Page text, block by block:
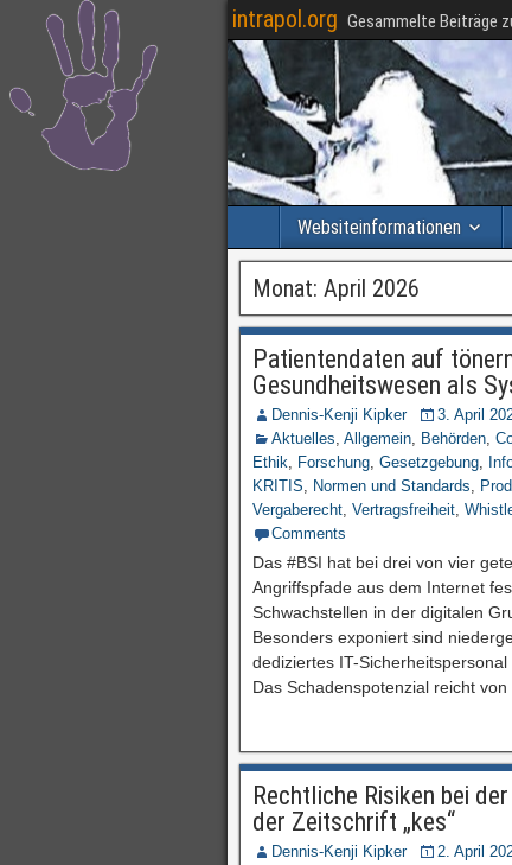
intrapol.org Gesammelte Beiträge
Websiteinformationen
Monat: April 2026
Patientendaten auf
Gesundheitswesen als
Dennis-Kenji Kipker
3. April
Aktuelles, Allgemein, Behörden,
Ethik, Forschung, Gesetzgebung,
KRITIS, Normen und Standards,
Vergaberecht, Vertragsfreiheit,
Comments
Das #BSI hat bei drei von vier
Angriffspfade aus dem Internet
Schwachstellen in der digitalen
Besonders exponiert sind
dediziertes IT-
Das Schadenspotenzial reicht
Rechtliche Risiken bei
der Zeitschrift „kes“
Dennis-Kenji Kipker
2. April